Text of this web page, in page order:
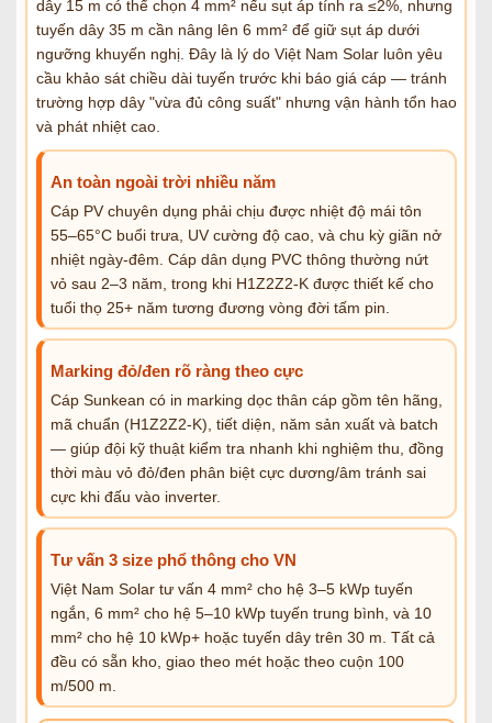
dây 15 m có thể chọn 4 mm² nếu sụt áp tính ra ≤2%, nhưng
tuyến dây 35 m cần nâng lên 6 mm² để giữ sụt áp dưới
ngưỡng khuyến nghị. Đây là lý do Việt Nam Solar luôn yêu
cầu khảo sát chiều dài tuyến trước khi báo giá cáp — tránh
trường hợp dây "vừa đủ công suất" nhưng vận hành tổn hao
và phát nhiệt cao.
An toàn ngoài trời nhiều năm
Cáp PV chuyên dụng phải chịu được nhiệt độ mái tôn
55–65°C buổi trưa, UV cường độ cao, và chu kỳ giãn nở
nhiệt ngày-đêm. Cáp dân dụng PVC thông thường nứt
vỏ sau 2–3 năm, trong khi H1Z2Z2-K được thiết kế cho
tuổi thọ 25+ năm tương đương vòng đời tấm pin.
Marking đỏ/đen rõ ràng theo cực
Cáp Sunkean có in marking dọc thân cáp gồm tên hãng,
mã chuẩn (H1Z2Z2-K), tiết diện, năm sản xuất và batch
— giúp đội kỹ thuật kiểm tra nhanh khi nghiệm thu, đồng
thời màu vỏ đỏ/đen phân biệt cực dương/âm tránh sai
cực khi đấu vào inverter.
Tư vấn 3 size phổ thông cho VN
Việt Nam Solar tư vấn 4 mm² cho hệ 3–5 kWp tuyến
ngắn, 6 mm² cho hệ 5–10 kWp tuyến trung bình, và 10
mm² cho hệ 10 kWp+ hoặc tuyến dây trên 30 m. Tất cả
đều có sẵn kho, giao theo mét hoặc theo cuộn 100
m/500 m.